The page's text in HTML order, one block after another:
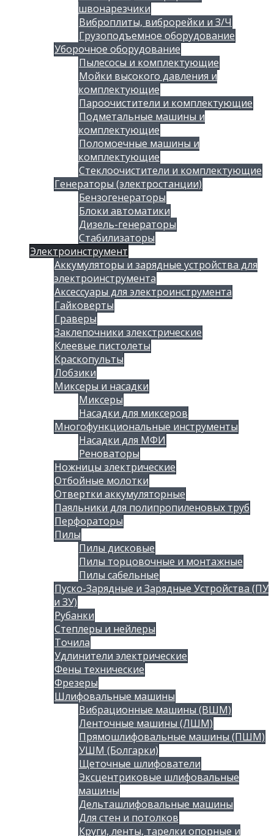
швонарезчики
Виброплиты, виброрейки и З/Ч
Грузоподъемное оборудование
Уборочное оборудование
Пылесосы и комплектующие
Мойки высокого давления и
комплектующие
Пароочистители и комплектующие
Подметальные машины и
комплектующие
Поломоечные машины и
комплектующие
Стеклоочистители и комплектующие
Генераторы (электростанции)
Бензогенераторы
Блоки автоматики
Дизель-генераторы
Стабилизаторы
Электроинструмент
Аккумуляторы и зарядные устройства для
электроинструмента
Аксессуары для электроинструмента
Гайковерты
Граверы
Заклепочники злекстрические
Клеевые пистолеты
Краскопульты
Лобзики
Миксеры и насадки
Миксеры
Насадки для миксеров
Многофункциональные инструменты
Насадки для МФИ
Реноваторы
Ножницы злектрические
Отбойные молотки
Отвертки аккумуляторные
Паяльники для полипропиленовых труб
Перфораторы
Пилы
Пилы дисковые
Пилы торцовочные и монтажные
Пилы сабельные
Пуско-Зарядные и Зарядные Устройства (ПУ
и ЗУ)
Рубанки
Степлеры и нейлеры
Точила
Удлинители электрические
Фены технические
Фрезеры
Шлифовальные машины
Вибрационные машины (ВШМ)
Ленточные машины (ЛШМ)
Прямошлифовальные машины (ПШМ)
УШМ (Болгарки)
Щеточные шлифователи
Эксцентриковые шлифовальные
машины
Дельташлифовальные машины
Для стен и потолков
Круги, ленты, тарелки опорные и